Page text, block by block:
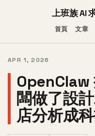
上班族 AI
首頁 文章
APR 1, 2026
OpenClaw
闆做了設
店分析成